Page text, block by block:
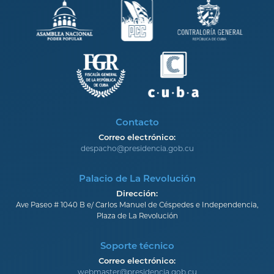
Contacto
Correo electrónico:
despacho@presidencia.gob.cu
Palacio de La Revolución
Dirección:
Ave Paseo # 1040 B e/ Carlos Manuel de Céspedes e Independencia,
Plaza de La Revolución
Soporte técnico
Correo electrónico:
webmaster@presidencia.gob.cu